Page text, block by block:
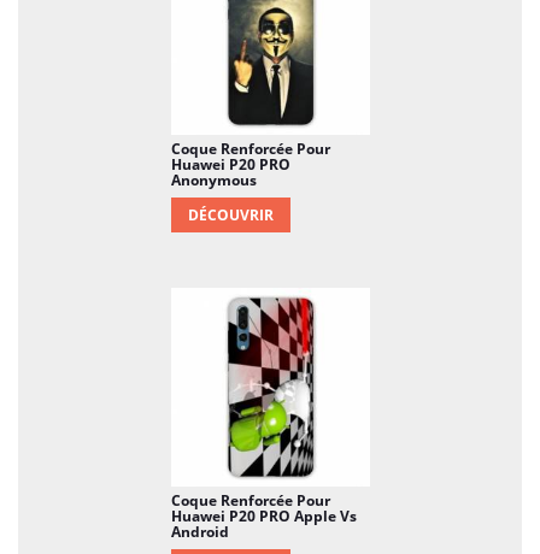
Coque Renforcée Pour
Huawei P20 PRO
Anonymous
DÉCOUVRIR
Coque Renforcée Pour
Huawei P20 PRO Apple Vs
Android